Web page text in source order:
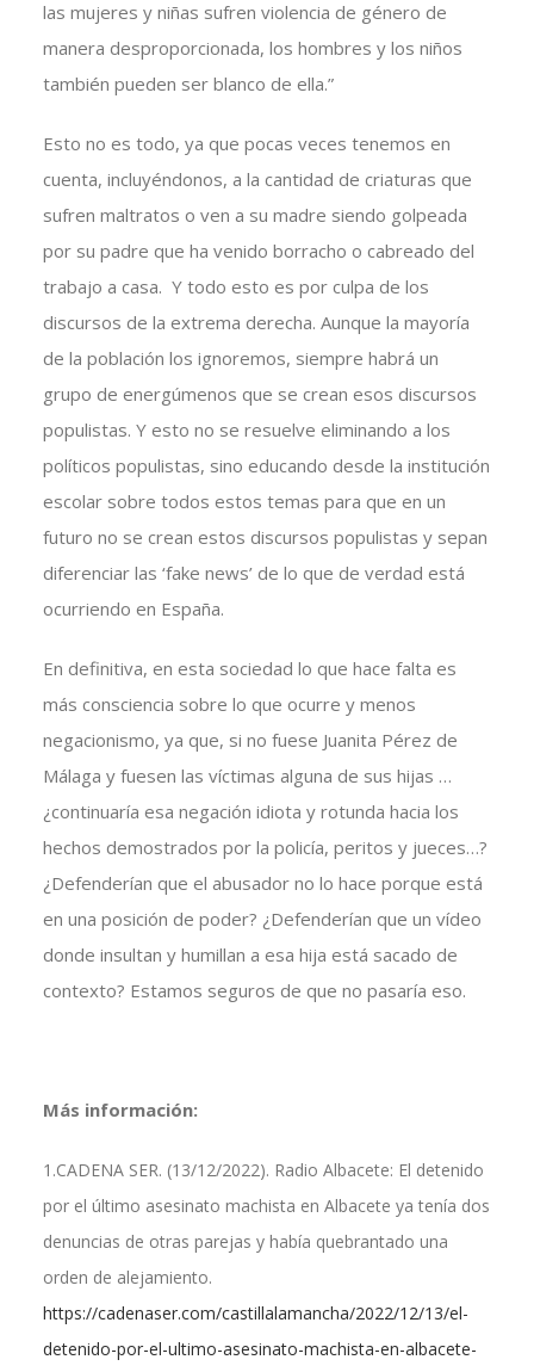
las mujeres y niñas sufren violencia de género de
manera desproporcionada, los hombres y los niños
también pueden ser blanco de ella.”
Esto no es todo, ya que pocas veces tenemos en
cuenta, incluyéndonos, a la cantidad de criaturas que
sufren maltratos o ven a su madre siendo golpeada
por su padre que ha venido borracho o cabreado del
trabajo a casa. Y todo esto es por culpa de los
discursos de la extrema derecha. Aunque la mayoría
de la población los ignoremos, siempre habrá un
grupo de energúmenos que se crean esos discursos
populistas. Y esto no se resuelve eliminando a los
políticos populistas, sino educando desde la institución
escolar sobre todos estos temas para que en un
futuro no se crean estos discursos populistas y sepan
diferenciar las ‘fake news’ de lo que de verdad está
ocurriendo en España.
En definitiva, en esta sociedad lo que hace falta es
más consciencia sobre lo que ocurre y menos
negacionismo, ya que, si no fuese Juanita Pérez de
Málaga y fuesen las víctimas alguna de sus hijas …
¿continuaría esa negación idiota y rotunda hacia los
hechos demostrados por la policía, peritos y jueces…?
¿Defenderían que el abusador no lo hace porque está
en una posición de poder? ¿Defenderían que un vídeo
donde insultan y humillan a esa hija está sacado de
contexto? Estamos seguros de que no pasaría eso.
Más información:
1.CADENA SER. (13/12/2022). Radio Albacete: El detenido
por el último asesinato machista en Albacete ya tenía dos
denuncias de otras parejas y había quebrantado una
orden de alejamiento.
https://cadenaser.com/castillalamancha/2022/12/13/el-
detenido-por-el-ultimo-asesinato-machista-en-albacete-